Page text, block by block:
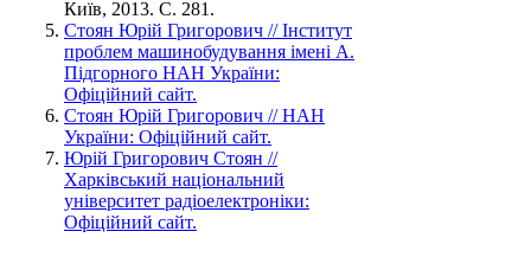
Київ, 2013. С. 281.
Стоян Юрій Григорович // Інститут
проблем машинобудування імені А.
Підгорного НАН України:
Офіційний сайт.
Стоян Юрій Григорович // НАН
України: Офіційний сайт.
Юрій Григорович Стоян //
Харківський національний
університет радіоелектроніки:
Офіційний сайт.